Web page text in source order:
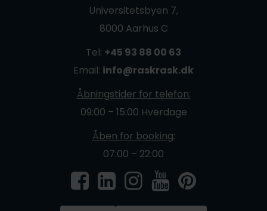
Universitetsbyen 7,
8000 Aarhus C
Tel: +45 93 88 00 63
Email: info@raskrask.dk
Åbningstider for telefon:
09:00 – 15:00 Hverdage
Åben for booking:
07:00 – 22:00